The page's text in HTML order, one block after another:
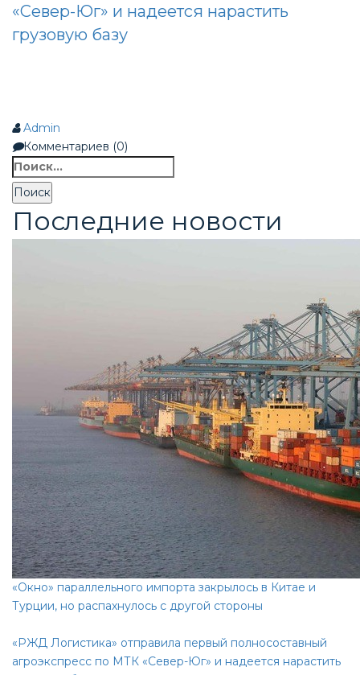
«Север-Юг» и надеется нарастить
грузовую базу
Admin
Комментариев (0)
Найти:
Последние новости
«Окно» параллельного импорта закрылось в Китае и
Турции, но распахнулось с другой стороны
«РЖД Логистика» отправила первый полносоставный
агроэкспресс по МТК «Север-Юг» и надеется нарастить